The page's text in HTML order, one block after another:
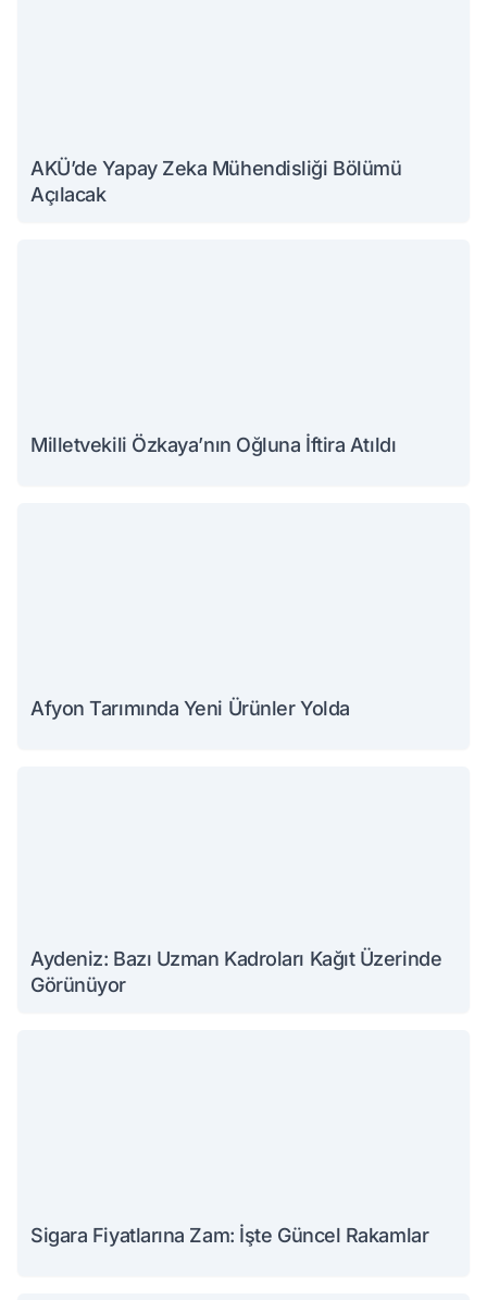
AKÜ’de Yapay Zeka Mühendisliği Bölümü
Açılacak
Milletvekili Özkaya’nın Oğluna İftira Atıldı
Afyon Tarımında Yeni Ürünler Yolda
Aydeniz: Bazı Uzman Kadroları Kağıt Üzerinde
Görünüyor
Sigara Fiyatlarına Zam: İşte Güncel Rakamlar